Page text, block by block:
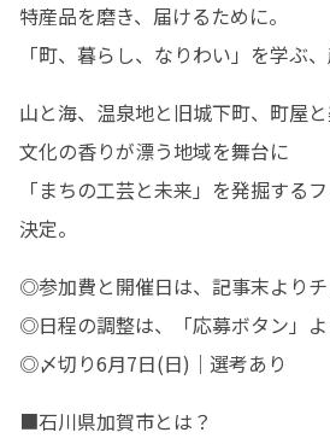
特産品を磨き、届けるために。
「町、暮らし、なりわい」を学ぶ
山と海、温泉地と旧城下町、町屋と
文化の香りが漂う地域を舞台に
「まちの工芸と未来」を発掘する
決定。
◎参加費と開催日は、記事末よりチ
◎日程の調整は、「応募ボタン」よ
◎〆切り6月7日(日)｜選考あり
■石川県加賀市とは？